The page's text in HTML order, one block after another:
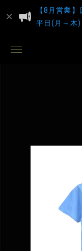
【8月営業
平日(月～木)